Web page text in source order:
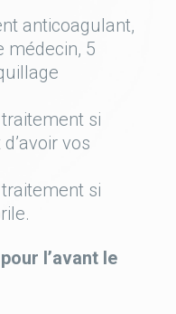
anticoagulant,
médecin, 5
si
vos
si
l’avant le